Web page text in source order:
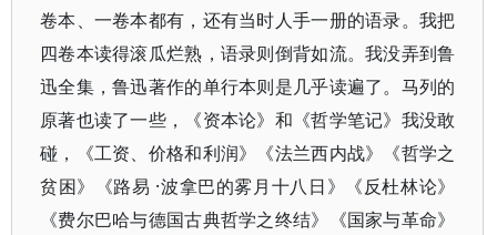
卷本、一卷本都有，还有当时人手一册的语录。我把
四卷本读得滚瓜烂熟，语录则倒背如流。我没弄到鲁
迅全集，鲁迅著作的单行本则是几乎读遍了。马列的
原著也读了一些，《资本论》和《哲学笔记》我没敢
碰，《工资、价格和利润》《法兰西内战》《哲学之
贫困》《路易 ·波拿巴的雾月十八日》《反杜林论》
《费尔巴哈与德国古典哲学之终结》《国家与革命》